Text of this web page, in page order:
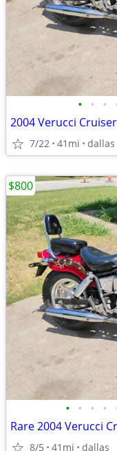
• • •
2004 Verucci
7/22 41mi dallas
• • • •
Rare 2004 Verucci
8/5 41mi dallas
$800